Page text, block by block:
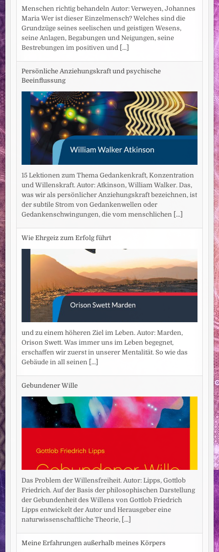
Menschen richtig behandeln Autor: Verweyen, Johannes
Maria Wer ist dieser Einzelmensch? Welches sind die
Grundzüge seines seelischen und geistigen Wesens,
seine Anlagen, Begabungen und Neigungen, seine
Bestrebungen im positiven und [...]
Persönliche Anziehungskraft und psychische
Beeinflussung
15 Lektionen zum Thema Gedankenkraft, Konzentration
und Willenskraft. Autor: Atkinson, William Walker. Das,
was wir als persönlicher Anziehungskraft bezeichnen, ist
der subtile Strom von Gedankenwellen oder
Gedankenschwingungen, die vom menschlichen [...]
Wie Ehrgeiz zum Erfolg führt
und zu einem höheren Ziel im Leben. Autor: Marden,
Orison Swett. Was immer uns im Leben begegnet,
erschaffen wir zuerst in unserer Mentalität. So wie das
Gebäude in all seinen [...]
Gebundener Wille
Das Problem der Willensfreiheit. Autor: Lipps, Gottlob
Friedrich. Auf der Basis der philosophischen Darstellung
der Gebundenheit des Willens von Gottlob Friedrich
Lipps entwickelt der Autor und Herausgeber eine
naturwissenschaftliche Theorie, [...]
Meine Erfahrungen außerhalb meines Körpers